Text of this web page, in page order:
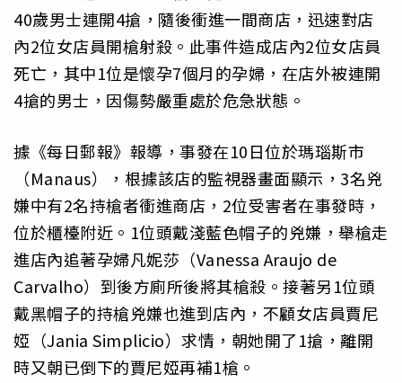
40歲男士連開4搶，隨後衝進一間商店，迅速對店
內2位女店員開槍射殺。此事件造成店內2位女店員
死亡，其中1位是懷孕7個月的孕婦，在店外被連開
4搶的男士，因傷勢嚴重處於危急狀態。
據《每日郵報》報導，事發在10日位於瑪瑙斯市
（Manaus），根據該店的監視器畫面顯示，3名兇
嫌中有2名持槍者衝進商店，2位受害者在事發時，
位於櫃檯附近。1位頭戴淺藍色帽子的兇嫌，舉槍走
進店內追著孕婦凡妮莎（Vanessa Araujo de
Carvalho）到後方廁所後將其槍殺。接著另1位頭
戴黑帽子的持槍兇嫌也進到店內，不顧女店員賈尼
婭（Jania Simplicio）求情，朝她開了1搶，離開
時又朝已倒下的賈尼婭再補1槍。